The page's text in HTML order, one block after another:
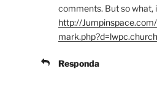
comments. But so what,
http://
mark.php?d=lwpc.church
Responda